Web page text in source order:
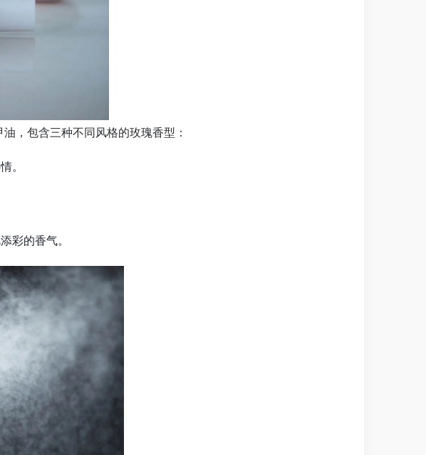
，包含三种不同风格的玫瑰香型：
。
彩的香气。